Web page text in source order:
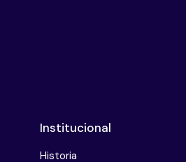
Institucional
Historia